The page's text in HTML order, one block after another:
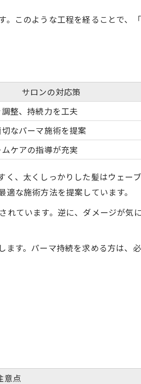
このような工程を経ることで、
サロンの対応策
整、持続力を工夫
なパーマ施術を提案
ケアの指導が充実
く、太くしっかりした髪はウェー
な施術方法を提案しています。
れています。逆に、ダメージが気
ます。パーマ持続を求める方は、
意点